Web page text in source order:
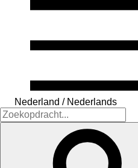
Nederland / Nederlands